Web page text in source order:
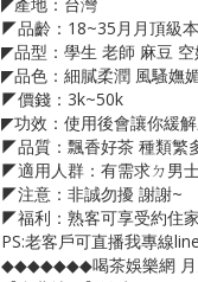
◤品齡：18~35月月頂級
◤品型：學生 老師 麻豆 空
◤品色：細膩柔潤 風騷嫵
◤價錢：3k~50k
◤功效：使用後會讓你緩
◤品質：飄香好茶 種類繁
◤適用人群：有需求ㄉ男
◤注意：非誠勿擾 謝謝~
◤福利：熟客可享受約住
PS:老客戶可直播我專線
◆◆◆◆◆◆◆喝茶娛樂網 月